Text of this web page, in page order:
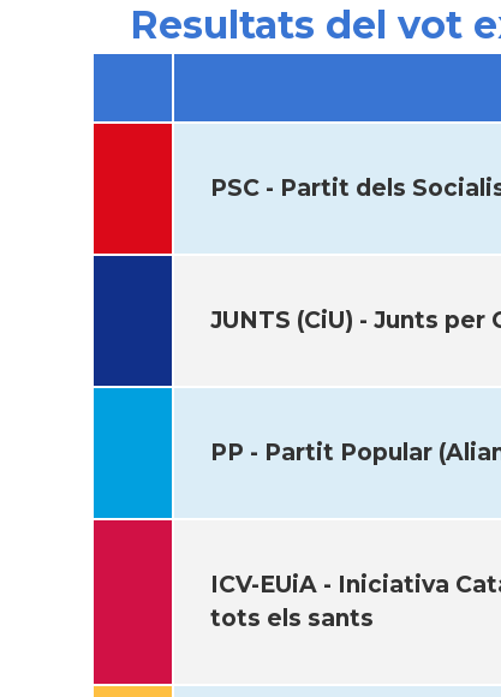
Resultats del vot
PSC - Partit dels
JUNTS (CiU) - Junts
PP - Partit Popular
ICV-EUiA - Iniciativa
tots els sants